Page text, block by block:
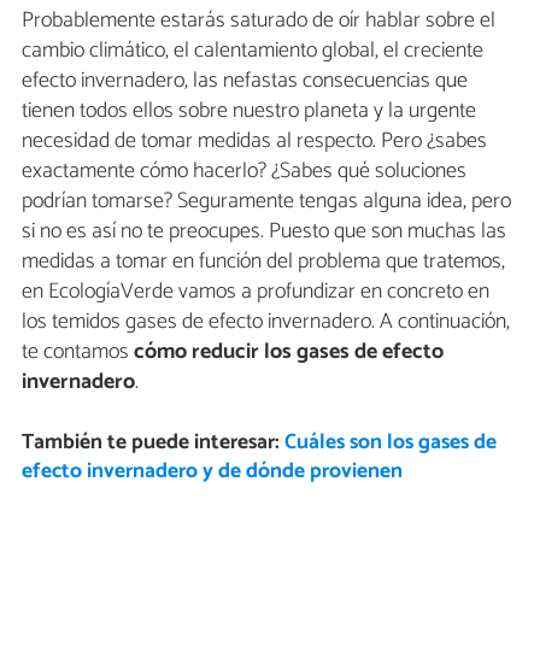
Probablemente estarás saturado de oír hablar sobre el
cambio climático, el calentamiento global, el creciente
efecto invernadero, las nefastas consecuencias que
tienen todos ellos sobre nuestro planeta y la urgente
necesidad de tomar medidas al respecto. Pero ¿sabes
exactamente cómo hacerlo? ¿Sabes qué soluciones
podrían tomarse? Seguramente tengas alguna idea, pero
si no es así no te preocupes. Puesto que son muchas las
medidas a tomar en función del problema que tratemos,
en EcologíaVerde vamos a profundizar en concreto en
los temidos gases de efecto invernadero. A continuación,
te contamoscómo reducir los gases de efecto
invernadero.
También te puede interesar:Cuáles son los gases de
efecto invernadero y de dónde provienen